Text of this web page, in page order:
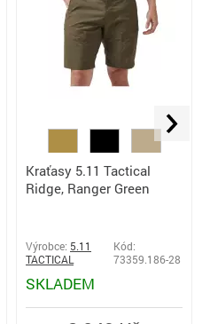
Kraťasy 5.11 Tactical
Ridge, Ranger Green
Výrobce: 5.11
TACTICAL
Kód:
73359.186-28
SKLADEM